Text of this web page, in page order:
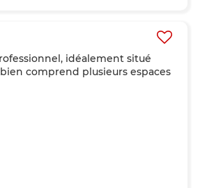
idéalement situé
comprend plusieurs espaces